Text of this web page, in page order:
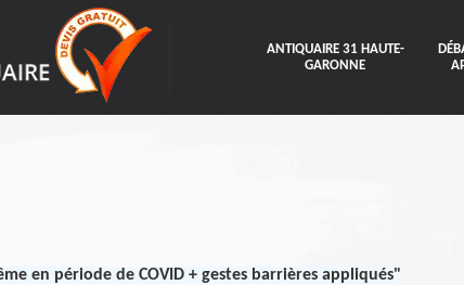
ANTIQUAIRE 31 HAUTE-
GARONNE
en période de COVID + gestes barrières appliqués"